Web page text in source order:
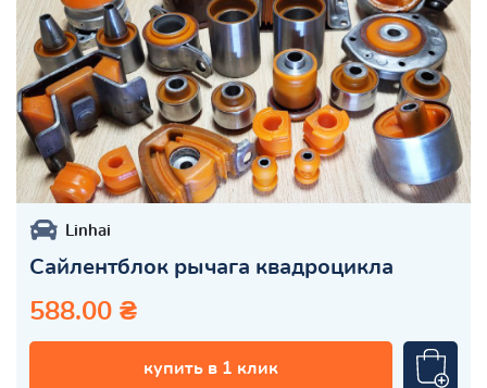
Linhai
Сайлентблок рычага квадроцикла
588.00 ₴
купить в 1 клик